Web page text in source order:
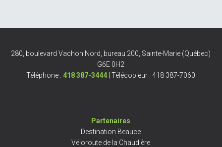
280, boulevard Vachon Nord, bureau 200, Sainte-Marie (Québec)
G6E 0H2
Téléphone : 418 387-3444 | Télécopieur : 418 387-7060
Partenaires
Destination Beauce
Véloroute de la Chaudière